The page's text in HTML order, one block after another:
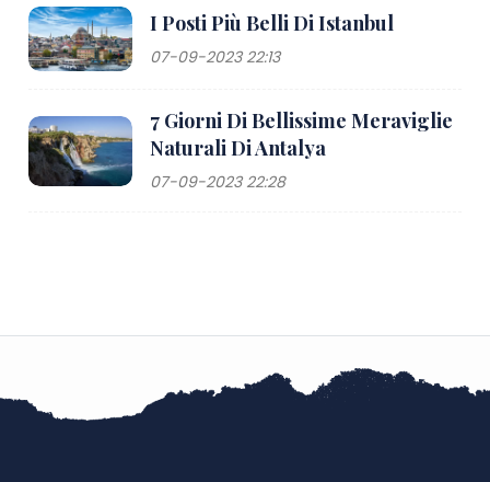
I Posti Più Belli Di Istanbul
07-09-2023 22:13
7 Giorni Di Bellissime Meraviglie
Naturali Di Antalya
07-09-2023 22:28